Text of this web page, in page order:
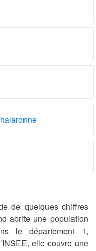
de quelques chiffres
abrite une population
le département 1,
elle couvre une